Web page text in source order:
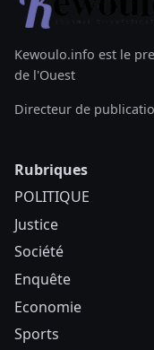
Kewoulo.info est le
de l'Ouest
Directeur de
Rubriques
POLITIQUE
Justice
Société
Enquête
Economie
Sports